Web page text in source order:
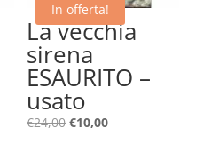
In offerta!
La vecchia
sirena
ESAURITO –
usato
€24,00 Il
€10,00Il